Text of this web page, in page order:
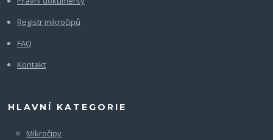
Registr mikročipů
FAQ
Kontakt
HLAVNÍ KATEGORIE
Mikročipy